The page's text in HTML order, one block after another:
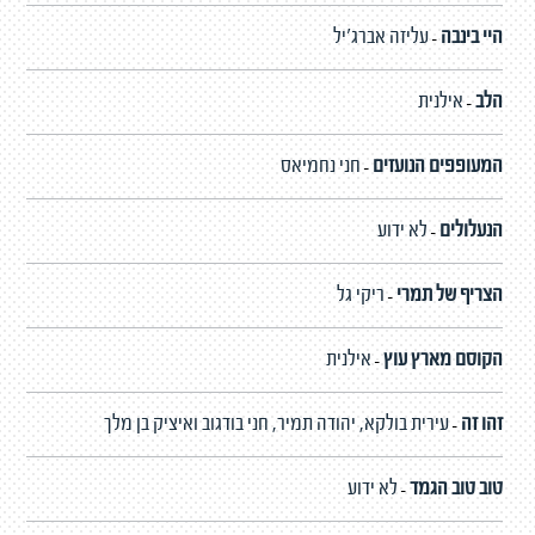
היי בינבה -עליזה אברג'יל
הלב-אילנית
המעופפים הנועזים -חני נחמיאס
הנעלולים -לא ידוע
הצריף של תמרי -ריקי גל
הקוסם מארץ עוץ-אילנית
זהו זה -עירית בולקא, יהודה תמיר, חני בודגוב ואיציק בן מלך
טוב טוב הגמד-לא ידוע